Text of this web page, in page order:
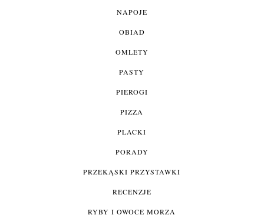
NAPOJE
OBIAD
OMLETY
PASTY
PIEROGI
PIZZA
PLACKI
PORADY
PRZEKĄSKI PRZYSTAWKI
RECENZJE
RYBY I OWOCE MORZA